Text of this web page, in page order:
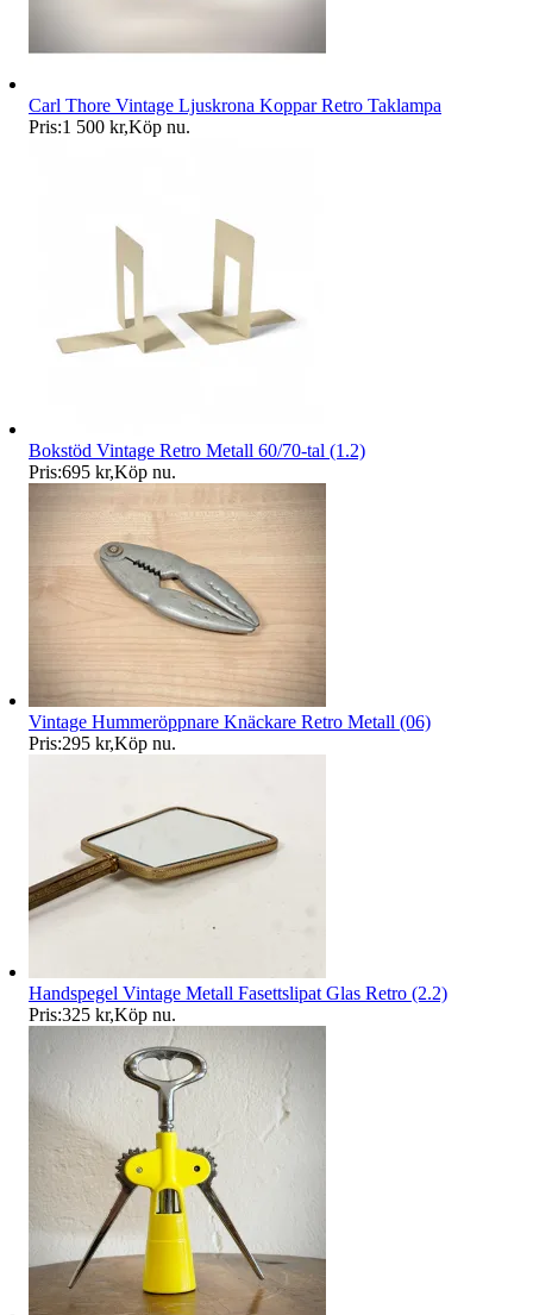
Carl Thore Vintage Ljuskrona Koppar Retro Taklampa
Pris:1 500 kr,Köp nu.
Bokstöd Vintage Retro Metall 60/70-tal (1.2)
Pris:695 kr,Köp nu.
Vintage Hummeröppnare Knäckare Retro Metall (06)
Pris:295 kr,Köp nu.
Handspegel Vintage Metall Fasettslipat Glas Retro (2.2)
Pris:325 kr,Köp nu.